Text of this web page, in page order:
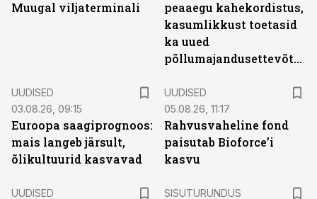
Muugal viljaterminali
peaaegu kahekordistus,
kasumlikkust toetasid
ka uued
põllumajandusettevõtted
UUDISED
03.08.26, 09:15
Euroopa saagiprognoos:
mais langeb järsult,
õlikultuurid kasvavad
UUDISED
05.08.26, 11:17
Rahvusvaheline fond
paisutab Bioforce’i
kasvu
UUDISED
SISUTURUNDUS